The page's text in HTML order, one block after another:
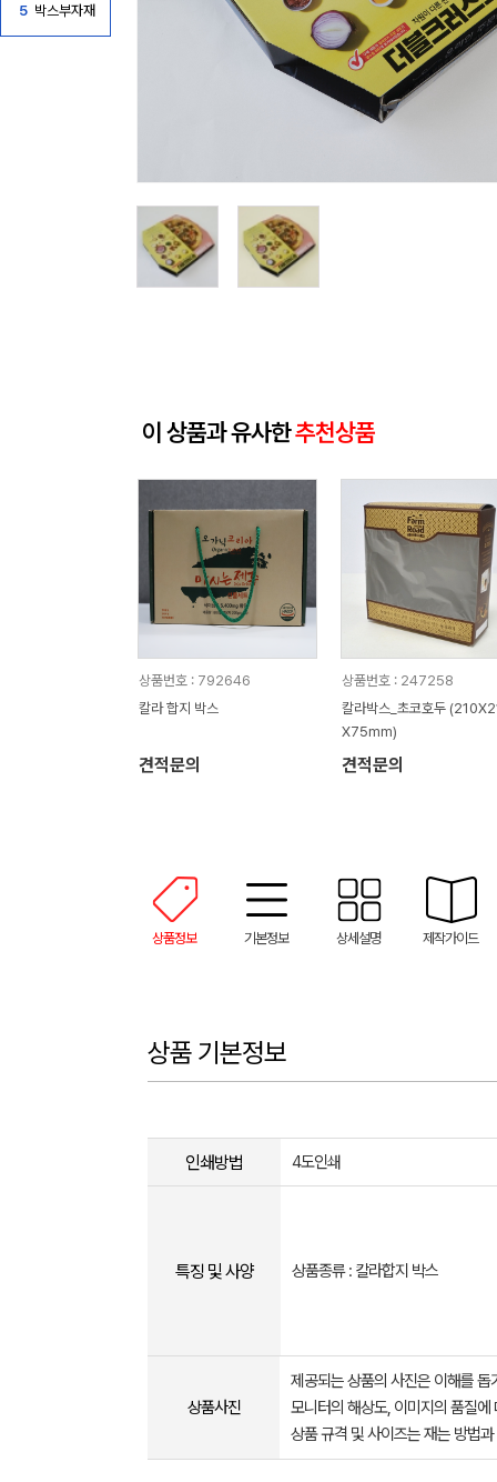
5 박스부자재
이 상품과 유사한추천상품
상품번호 : 792646
칼라 합지 박스
견적문의
상품번호 : 247258
칼라박스_초코호두
X75mm)
견적문의
상품정보 기본정보 상세설명 제작가이드
상품 기본정보
인쇄방법 4도인쇄
특징 및 사양 상품종류 : 칼라합지 박스
상품사진
제공되는 상품의 사진은 이해를
모니터의 해상도, 이미지의 품질
상품 규격 및 사이즈는 재는 방법